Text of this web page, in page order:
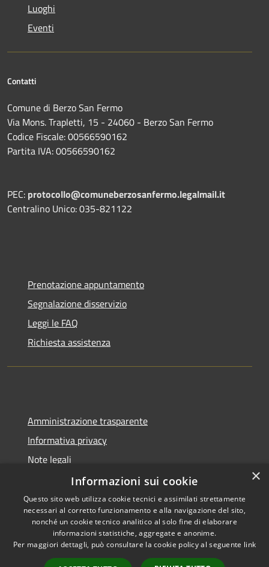
Luoghi
Eventi
Contatti
Comune di Berzo San Fermo
Via Mons. Trapletti, 15 - 24060 - Berzo San Fermo
Codice Fiscale: 00566590162
Partita IVA: 00566590162
PEC: protocollo@comuneberzosanfermo.legalmail.it
Centralino Unico: 035-821122
Prenotazione appuntamento
Segnalazione disservizio
Leggi le FAQ
Richiesta assistenza
Amministrazione trasparente
Informativa privacy
Note legali
Dichiarazione di accessibilità
RSS
Accessibilità
Copyright © 2026 • Comune di
×
Informazioni sui cookie
Questo sito web utilizza cookie tecnici e assimilati strettamente
necessari al corretto funzionamento e alla navigazione del sito,
nonché un cookie tecnico analitico al solo fine di elaborare
informazioni statistiche, aggregate e anonime.
Per maggiori dettagli, può consultare la cookie policy al seguente link